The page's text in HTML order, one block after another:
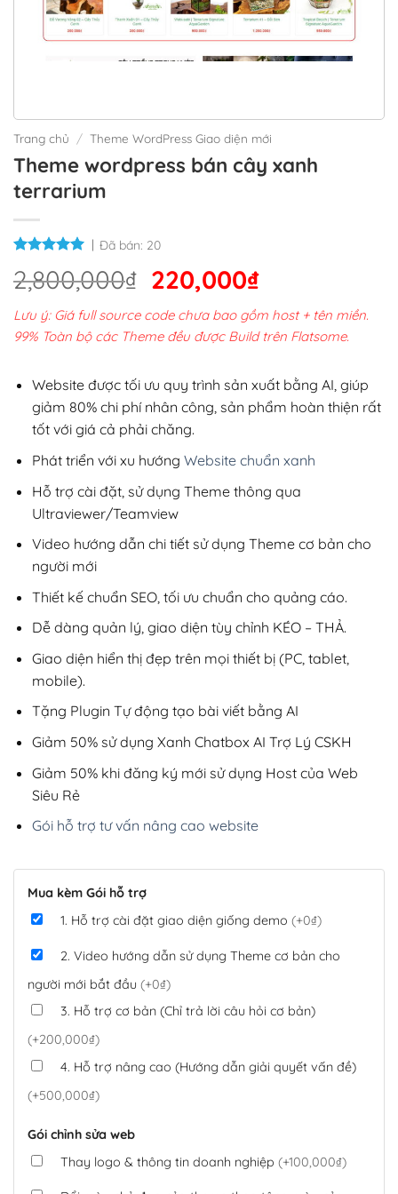
Trang chủ / Theme WordPress Giao diện mới
Theme wordpress bán cây xanh
terrarium
Đã bán: 20
2,800,000₫ Giá
gốc
là:
2,800,000₫.
220,000₫Giá
hiện
tại
220,000₫.
Lưu ý: Giá full source code chưa bao gồm host + tên miền.
99% Toàn bộ các Theme đều được Build trên Flatsome.
Website được tối ưu quy trình sản xuất bằng AI, giúp
giảm 80% chi phí nhân công, sản phẩm hoàn thiện rất
tốt với giá cả phải chăng.
Phát triển với xu hướng Website chuẩn xanh
Hỗ trợ cài đặt, sử dụng Theme thông qua
Ultraviewer/Teamview
Video hướng dẫn chi tiết sử dụng Theme cơ bản cho
người mới
Thiết kế chuẩn SEO, tối ưu chuẩn cho quảng cáo.
Dễ dàng quản lý, giao diện tùy chỉnh KÉO – THẢ.
Giao diện hiển thị đẹp trên mọi thiết bị (PC, tablet,
mobile).
Tặng Plugin Tự động tạo bài viết bằng AI
Giảm 50% sử dụng Xanh Chatbox AI Trợ Lý CSKH
Giảm 50% khi đăng ký mới sử dụng Host của Web
Siêu Rẻ
Gói hỗ trợ tư vấn nâng cao website
Mua kèm Gói hỗ trợ
1. Hỗ trợ cài đặt giao diện giống demo (+0₫)
2. Video hướng dẫn sử dụng Theme cơ bản cho
người mới bắt đầu (+0₫)
3. Hỗ trợ cơ bản (Chỉ trả lời câu hỏi cơ bản)
(+200,000₫)
4. Hỗ trợ nâng cao (Hướng dẫn giải quyết vấn đề)
(+500,000₫)
Gói chỉnh sửa web
Thay logo & thông tin doanh nghiệp (+100,000₫)